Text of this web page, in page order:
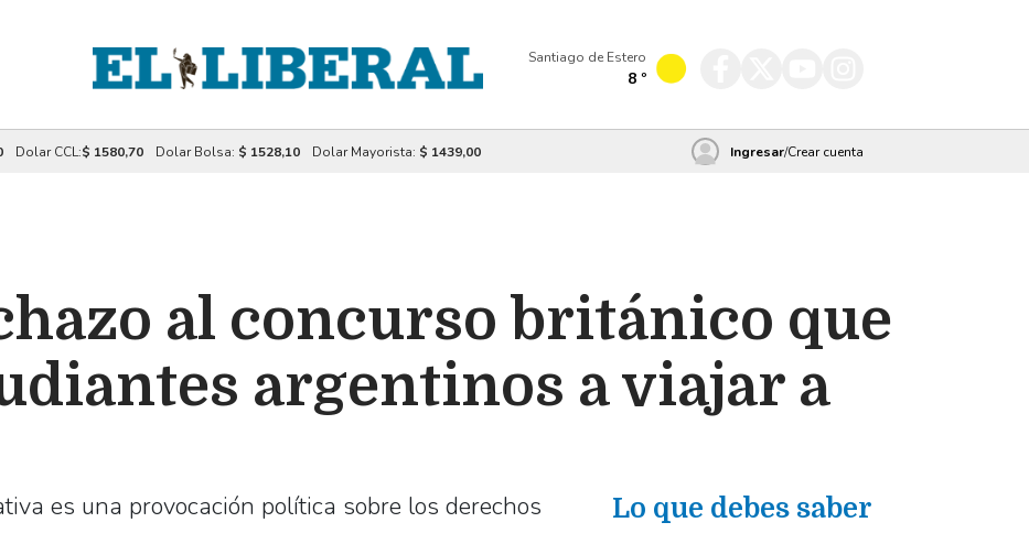
Santiago de Estero
8 º
Dolar CCL:$ 1580,70 Dolar Bolsa: $ 1528,10 Dolar Mayorista: $ 1439,00 Ingresar/Crear cuenta
al concurso británico que
argentinos a viajar a
es una provocación política sobre los derechos
Lo que debes saber